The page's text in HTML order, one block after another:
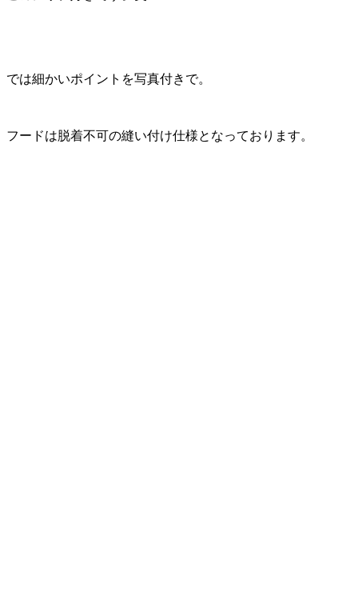
では細かいポイントを写真付きで。
フードは脱着不可の縫い付け仕様となっております。